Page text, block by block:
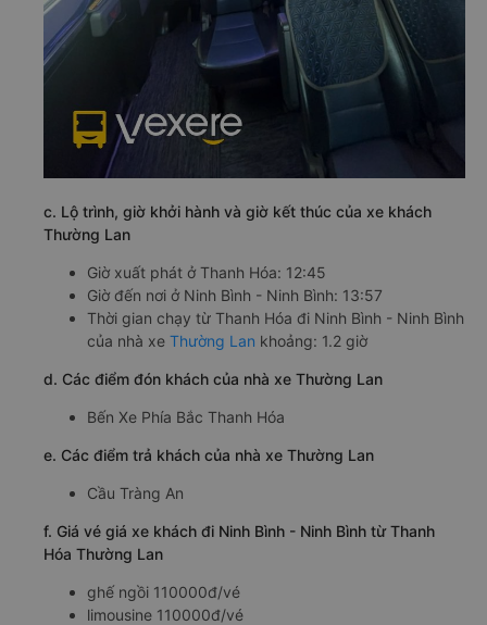
c. Lộ trình, giờ khởi hành và giờ kết thúc của xe khách
Thường Lan
Giờ xuất phát ở Thanh Hóa: 12:45
Giờ đến nơi ở Ninh Bình - Ninh Bình: 13:57
Thời gian chạy từ Thanh Hóa đi Ninh Bình - Ninh Bình
của nhà xe Thường Lan khoảng: 1.2 giờ
d. Các điểm đón khách của nhà xe Thường Lan
Bến Xe Phía Bắc Thanh Hóa
e. Các điểm trả khách của nhà xe Thường Lan
Cầu Tràng An
f. Giá vé giá xe khách đi Ninh Bình - Ninh Bình từ Thanh
Hóa Thường Lan
ghế ngồi 110000đ/vé
limousine 110000đ/vé